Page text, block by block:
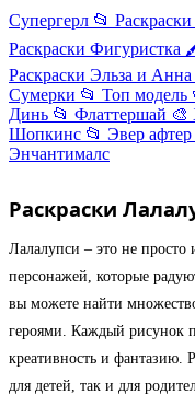
Супергерл 📂
Раскраски Фигуристка
Раскраски Эльза и Анна
Сумерки 📂 Топ модель
Динь 📂 Флаттершай 🎨
Шопкинс 📂 Эвер афтер
Энчантималс
Раскраски
Лалалупси – это не
персонажей, которые
вы можете найти
героями. Каждый рисунок
креативность и фантазию.
для детей, так и для